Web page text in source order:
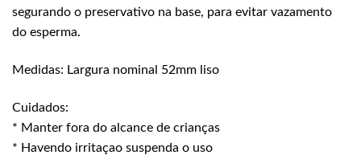
segurando o preservativo na base, para evitar vazamento
do esperma.
Medidas: Largura nominal 52mm liso
Cuidados:
* Manter fora do alcance de crianças
* Havendo irritaçao suspenda o uso